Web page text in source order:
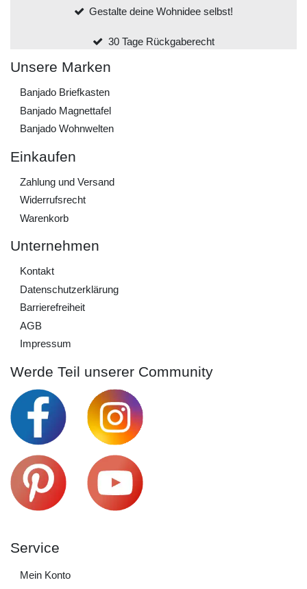
Gestalte deine Wohnidee selbst!
30 Tage Rückgaberecht
Unsere Marken
Banjado Briefkasten
Banjado Magnettafel
Banjado Wohnwelten
Einkaufen
Zahlung und Versand
Widerrufs­recht
Warenkorb
Unternehmen
Kontakt
Daten­schutz­erklärung
Barrierefreiheit
AGB
Impressum
Werde Teil unserer Community
Service
Mein Konto